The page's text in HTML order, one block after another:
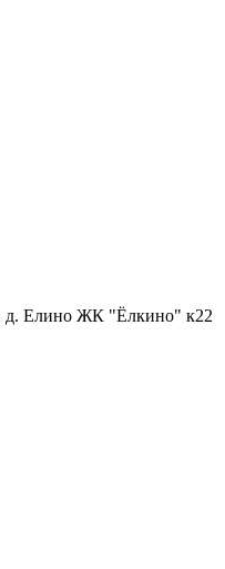
д. Елино ЖК "Ёлкино" к22